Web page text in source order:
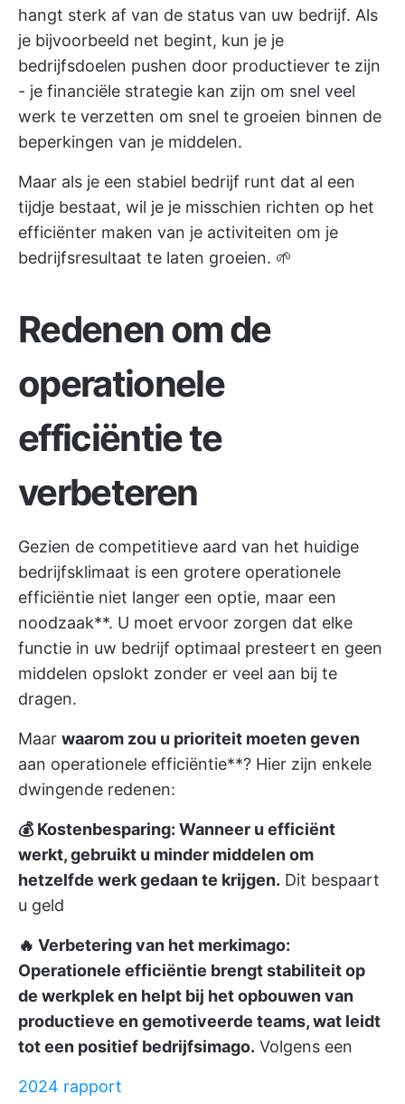
hangt sterk af van de status van uw bedrijf. Als
je bijvoorbeeld net begint, kun je je
bedrijfsdoelen pushen door productiever te zijn
- je financiële strategie kan zijn om snel veel
werk te verzetten om snel te groeien binnen de
beperkingen van je middelen.
Maar als je een stabiel bedrijf runt dat al een
tijdje bestaat, wil je je misschien richten op het
efficiënter maken van je activiteiten om je
bedrijfsresultaat te laten groeien. 🌱
Redenen om de
operationele
efficiëntie te
verbeteren
Gezien de competitieve aard van het huidige
bedrijfsklimaat is een grotere operationele
efficiëntie niet langer een optie, maar een
noodzaak**. U moet ervoor zorgen dat elke
functie in uw bedrijf optimaal presteert en geen
middelen opslokt zonder er veel aan bij te
dragen.
Maar waarom zou u prioriteit moeten geven
aan operationele efficiëntie**? Hier zijn enkele
dwingende redenen:
💰 Kostenbesparing: Wanneer u efficiënt
werkt, gebruikt u minder middelen om
hetzelfde werk gedaan te krijgen. Dit bespaart
u geld
🔥 Verbetering van het merkimago:
Operationele efficiëntie brengt stabiliteit op
de werkplek en helpt bij het opbouwen van
productieve en gemotiveerde teams, wat leidt
tot een positief bedrijfsimago. Volgens een
2024 rapport